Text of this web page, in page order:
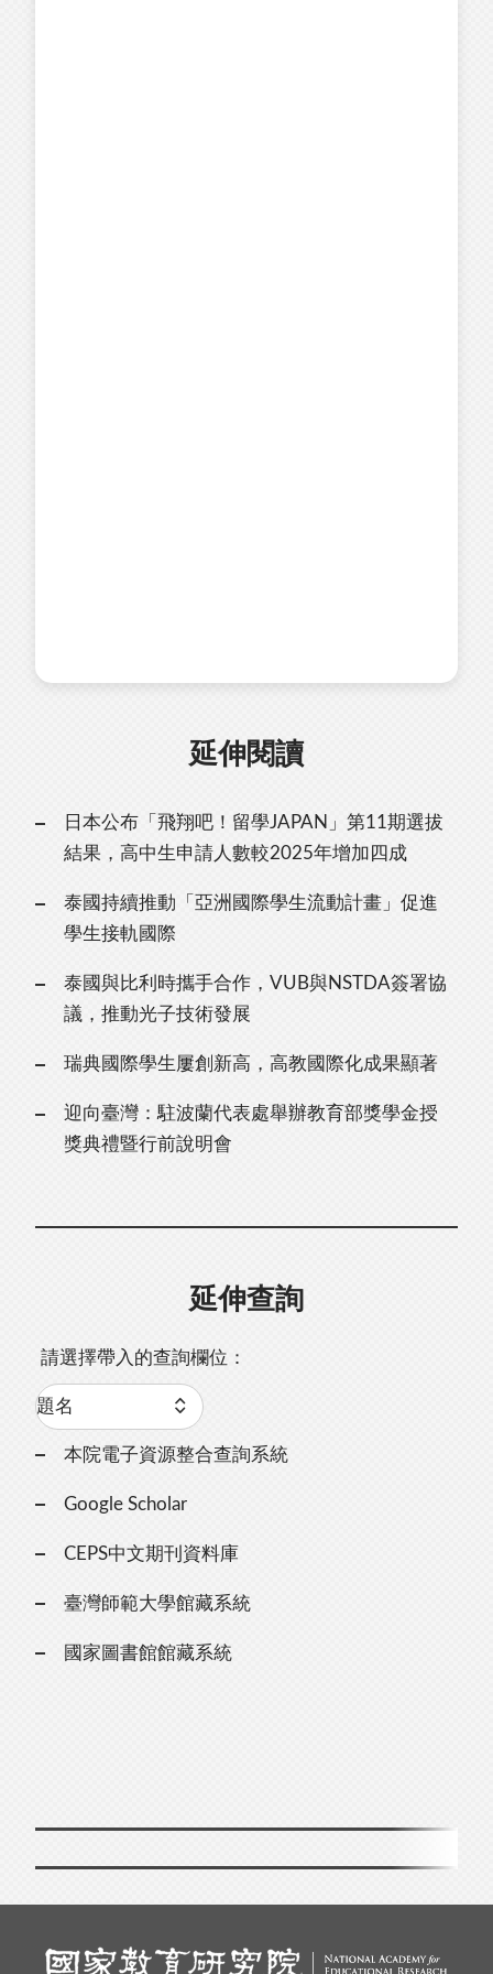
延伸閱讀
日本公布「飛翔吧！留學JAPAN」第11期選拔
結果，高中生申請人數較2025年增加四成
泰國持續推動「亞洲國際學生流動計畫」促進
學生接軌國際
泰國與比利時攜手合作，VUB與NSTDA簽署協
議，推動光子技術發展
瑞典國際學生屢創新高，高教國際化成果顯著
迎向臺灣：駐波蘭代表處舉辦教育部獎學金授
獎典禮暨行前說明會
延伸查詢
請選擇帶入的查詢欄位：
本院電子資源整合查詢系統
Google Scholar
CEPS中文期刊資料庫
臺灣師範大學館藏系統
國家圖書館館藏系統